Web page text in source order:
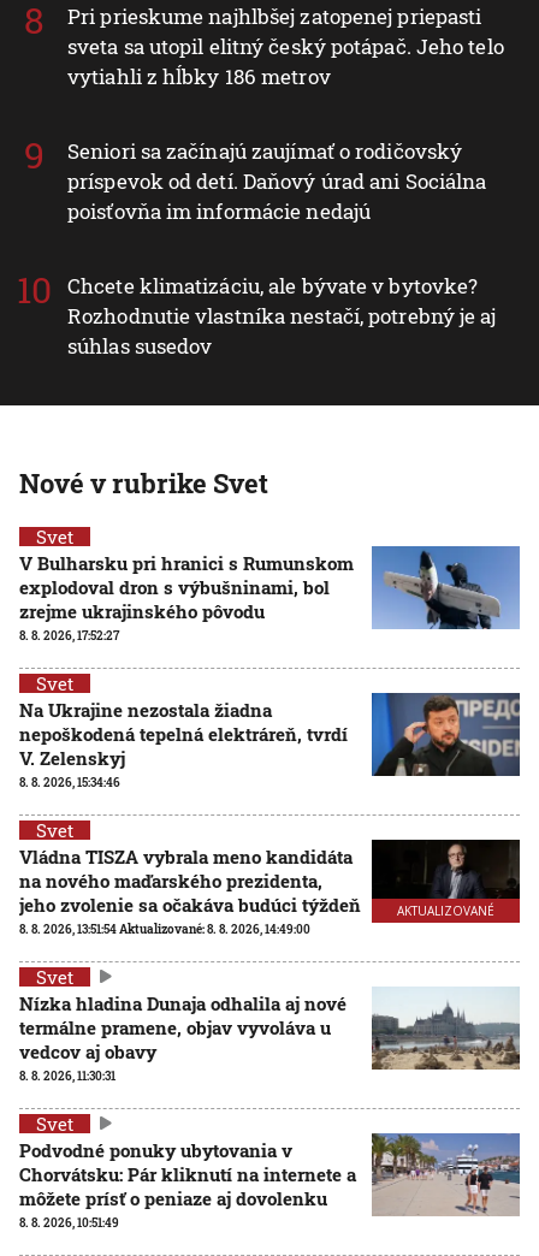
Pri prieskume najhlbšej zatopenej priepasti
sveta sa utopil elitný český potápač. Jeho telo
vytiahli z hĺbky 186 metrov
Seniori sa začínajú zaujímať o rodičovský
príspevok od detí. Daňový úrad ani Sociálna
poisťovňa im informácie nedajú
Chcete klimatizáciu, ale bývate v bytovke?
Rozhodnutie vlastníka nestačí, potrebný je aj
súhlas susedov
Nové v rubrike Svet
Svet
V Bulharsku pri hranici s Rumunskom
explodoval dron s výbušninami, bol
zrejme ukrajinského pôvodu
8. 8. 2026, 17:52:27
Svet
Na Ukrajine nezostala žiadna
nepoškodená tepelná elektráreň, tvrdí
V. Zelenskyj
8. 8. 2026, 15:34:46
AKTUALIZOVANÉ
Svet
Vládna TISZA vybrala meno kandidáta
na nového maďarského prezidenta,
jeho zvolenie sa očakáva budúci týždeň
8. 8. 2026, 13:51:54Aktualizované:8. 8. 2026, 14:49:00
Svet
Nízka hladina Dunaja odhalila aj nové
termálne pramene, objav vyvoláva u
vedcov aj obavy
8. 8. 2026, 11:30:31
Svet
Podvodné ponuky ubytovania v
Chorvátsku: Pár kliknutí na internete a
môžete prísť o peniaze aj dovolenku
8. 8. 2026, 10:51:49